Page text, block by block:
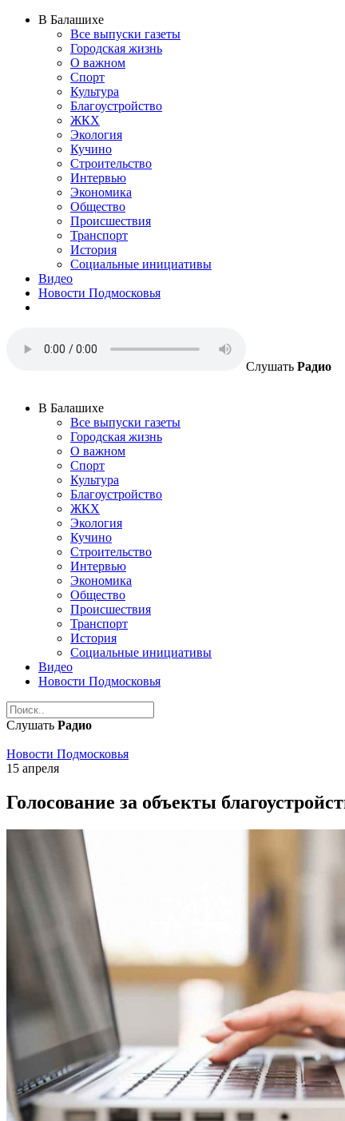
В Балашихе
Все выпуски газеты
Городская жизнь
О важном
Спорт
Культура
Благоустройство
ЖКХ
Экология
Кучино
Строительство
Интервью
Экономика
Общество
Происшествия
Транспорт
История
Социальные инициативы
Видео
Новости Подмосковья
Слушать Радио
В Балашихе
Все выпуски газеты
Городская жизнь
О важном
Спорт
Культура
Благоустройство
ЖКХ
Экология
Кучино
Строительство
Интервью
Экономика
Общество
Происшествия
Транспорт
История
Социальные инициативы
Видео
Новости Подмосковья
Слушать Радио
Новости Подмосковья
15 апреля
Голосование за объекты